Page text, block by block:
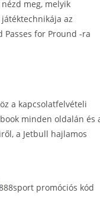
meg, melyik
az
Passes for Pround -ra
a kapcsolatfelvételi
minden oldalán és
a Jetbull hajlamos